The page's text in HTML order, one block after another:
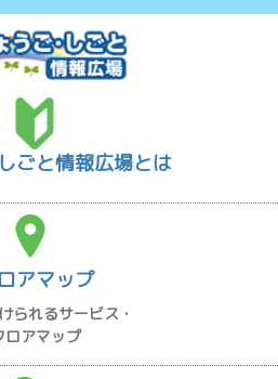
ごと情報広場とは
アマップ
られるサービス・
ロアマップ